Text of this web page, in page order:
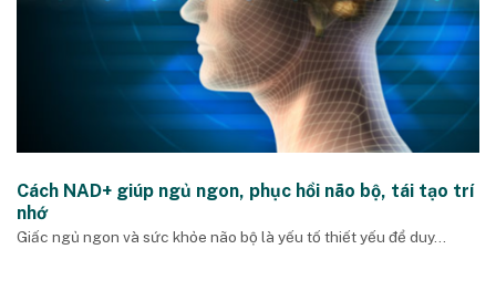
Cách NAD+ giúp ngủ ngon, phục hồi não bộ, tái tạo trí
nhớ
Giấc ngủ ngon và sức khỏe não bộ là yếu tố thiết yếu để duy...